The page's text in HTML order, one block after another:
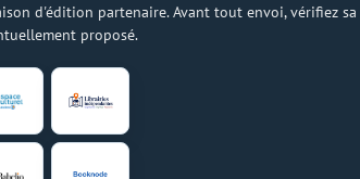
d'édition partenaire. Avant tout envoi, vérifiez
proposé.